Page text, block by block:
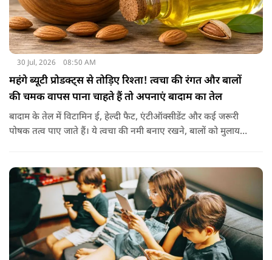
30 Jul, 2026 08:50 AM
महंगे ब्यूटी प्रोडक्ट्स से तोड़िए रिश्ता! त्वचा की रंगत और बालों
की चमक वापस पाना चाहते हैं तो अपनाएं बादाम का तेल
बादाम के तेल में विटामिन ई, हेल्दी फैट, एंटीऑक्सीडेंट और कई जरूरी
पोषक तत्व पाए जाते हैं। ये त्वचा की नमी बनाए रखने, बालों को मुलायम
पहले से ज्यादा मुलायम महसूस होते हैं। कुछ लोग बादाम के तेल को जैतून
के तेल के साथ मिलाकर भी इस्तेमाल करते हैं। इससे बालों की देखभाल
बेहतर तरीके से होती है। हालांकि अगर बाल बहुत ज्यादा झड़ रहे हों, तो
पहले त्वचा विशेषज्ञ से सलाह लेना जरूरी है।